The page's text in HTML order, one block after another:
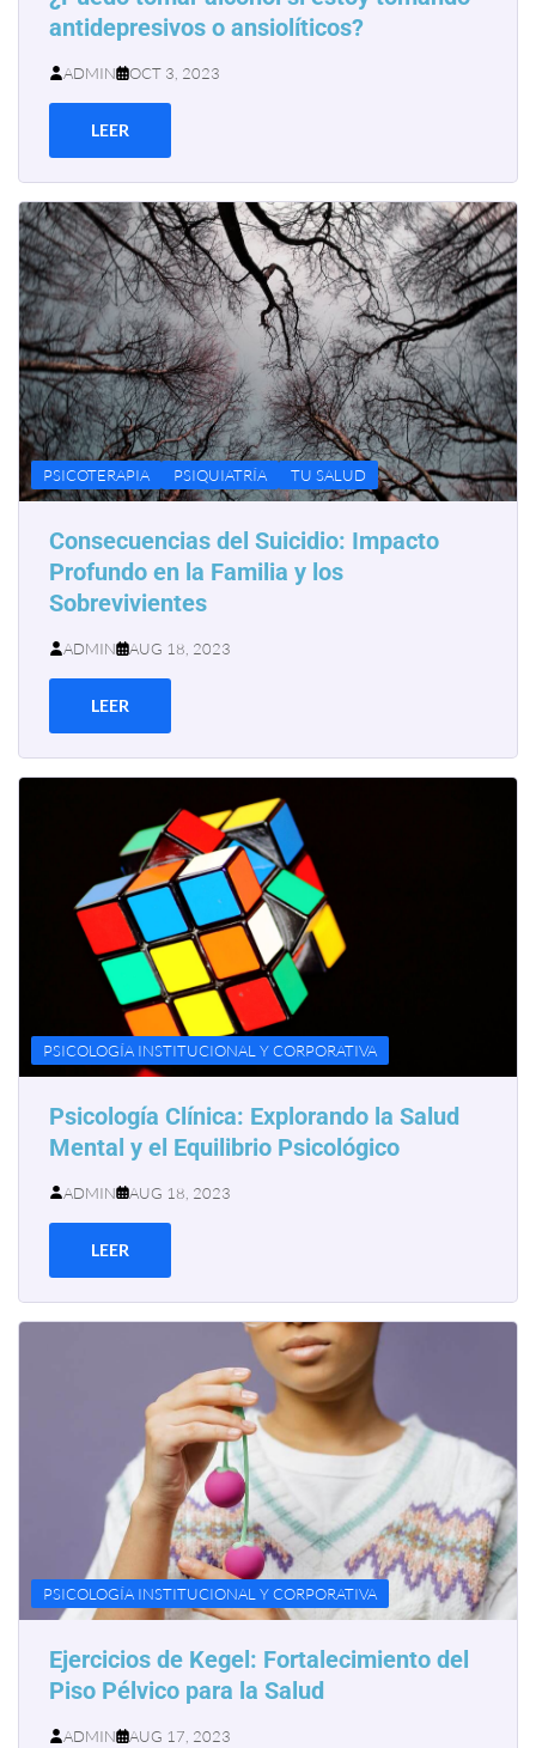
antidepresivos o ansiolíticos?
ADMIN OCT 3, 2023
LEER
PSICOTERAPIA PSIQUIATRÍA TU SALUD
Consecuencias del Suicidio: Impacto
Profundo en la Familia y los
Sobrevivientes
ADMIN AUG 18, 2023
LEER
PSICOLOGÍA INSTITUCIONAL Y CORPORATIVA
Psicología Clínica: Explorando la Salud
Mental y el Equilibrio Psicológico
ADMIN AUG 18, 2023
LEER
PSICOLOGÍA INSTITUCIONAL Y CORPORATIVA
Ejercicios de Kegel: Fortalecimiento del
Piso Pélvico para la Salud
ADMIN AUG 17, 2023